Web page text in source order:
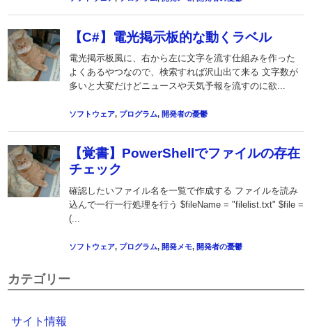
カテゴリー
サイト情報